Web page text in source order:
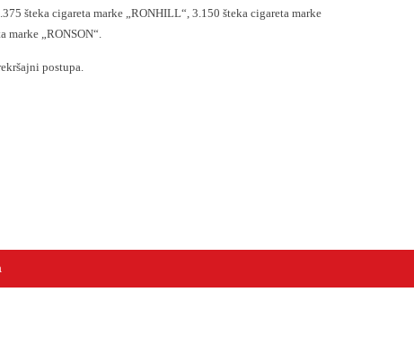
šteka cigareta marke „RONHILL“, 3.150 šteka cigareta marke
marke „RONSON“.
postupa.